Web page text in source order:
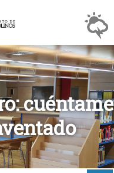
cuéntame